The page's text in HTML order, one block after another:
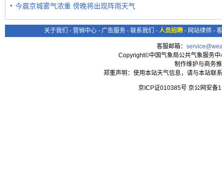
今晨京城雾气浓重 傍晚将出现阵雨天气
关于我们 - 营销中心 - 广告服务 - 联系我们 - 人员招聘 - 网站律师 -
客服邮箱：
Copyright©中国气象局公共气象服务
制作维护与商务
郑重声明：使用本站天气信息，请与本站联
京ICP证010385号 京公网安备